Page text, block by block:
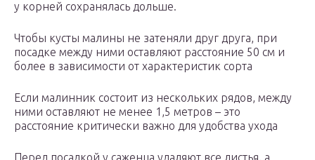
у корней сохранялась дольше.
Чтобы кусты малины не затеняли друг друга, при
посадке между ними оставляют расстояние 50 см и
более в зависимости от характеристик сорта
Если малинник состоит из нескольких рядов, между
ними оставляют не менее 1,5 метров – это
расстояние критически важно для удобства ухода
Перед посадкой у саженца удаляют все листья, а